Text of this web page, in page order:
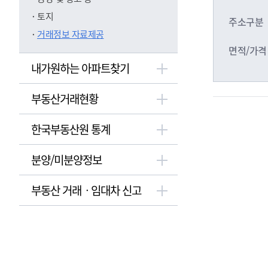
토지
거래정보 자료제공
내가원하는 아파트찾기
부동산거래현황
한국부동산원 통계
분양/미분양정보
부동산 거래ㆍ임대차 신고
주소구분
면적/가격